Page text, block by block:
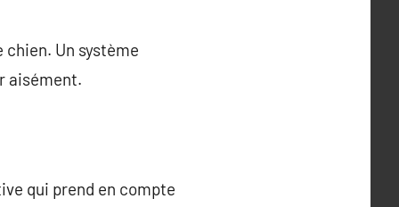
Un système
aisément.
qui prend en compte